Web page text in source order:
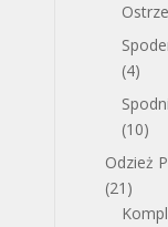
(4)
(10)
Odzież
(21)